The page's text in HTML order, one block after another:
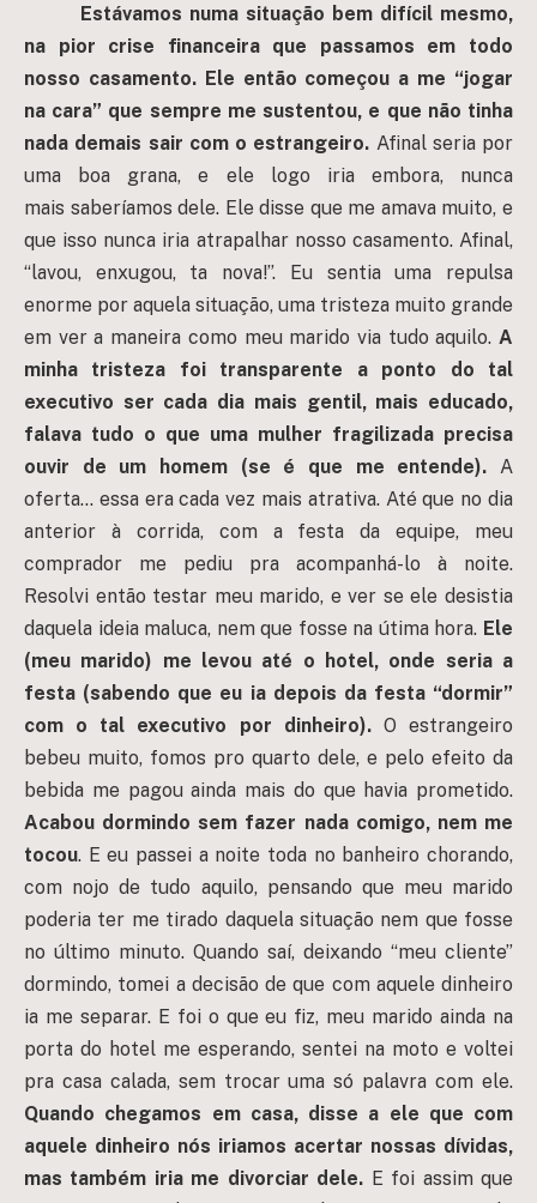
Estávamos numa situação bem difícil mesmo,
na pior crise financeira que passamos em todo
nosso casamento. Ele então começou a me “jogar
na cara” que sempre me sustentou, e que não tinha
nada demais sair com o estrangeiro. Afinal seria por
uma boa grana, e ele logo iria embora, nunca
mais saberíamos dele. Ele disse que me amava muito, e
que isso nunca iria atrapalhar nosso casamento. Afinal,
“lavou, enxugou, ta nova!”. Eu sentia uma repulsa
enorme por aquela situação, uma tristeza muito grande
em ver a maneira como meu marido via tudo aquilo. A
minha tristeza foi transparente a ponto do tal
executivo ser cada dia mais gentil, mais educado,
falava tudo o que uma mulher fragilizada precisa
ouvir de um homem (se é que me entende). A
oferta… essa era cada vez mais atrativa. Até que no dia
anterior à corrida, com a festa da equipe, meu
comprador me pediu pra acompanhá-lo à noite.
Resolvi então testar meu marido, e ver se ele desistia
daquela ideia maluca, nem que fosse na útima hora. Ele
(meu marido) me levou até o hotel, onde seria a
festa (sabendo que eu ia depois da festa “dormir”
com o tal executivo por dinheiro). O estrangeiro
bebeu muito, fomos pro quarto dele, e pelo efeito da
bebida me pagou ainda mais do que havia prometido.
Acabou dormindo sem fazer nada comigo, nem me
tocou. E eu passei a noite toda no banheiro chorando,
com nojo de tudo aquilo, pensando que meu marido
poderia ter me tirado daquela situação nem que fosse
no último minuto. Quando saí, deixando “meu cliente”
dormindo, tomei a decisão de que com aquele dinheiro
ia me separar. E foi o que eu fiz, meu marido ainda na
porta do hotel me esperando, sentei na moto e voltei
pra casa calada, sem trocar uma só palavra com ele.
Quando chegamos em casa, disse a ele que com
aquele dinheiro nós iriamos acertar nossas dívidas,
mas também iria me divorciar dele. E foi assim que